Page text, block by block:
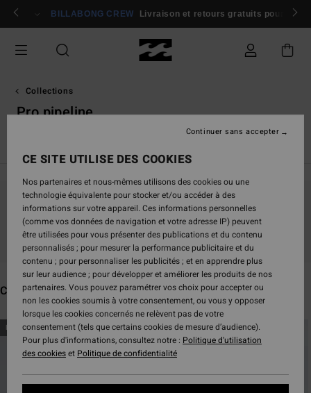
Passez
sélection
produits
🏄 Participer
BILLABONG CREW Livraison et retours gratuits pour les
Collections
Pro pipeline
Ne partez pas trop loin, nos produits seront
bientôt de retour
Ces produits pourraient vous plaire
Passer
aux
critères
filtrage
Aller
a
NOUVEAUTÉ NOUVEAUTÉ
CE SITE UTILISE DES COOKIES
Nos partenaires et nous-mêmes utilisons des cookies ou une
technologie équivalente pour stocker et/ou accéder à des
informations sur votre appareil. Ces informations personnelles
(comme vos données de navigation et votre adresse IP) peuvent
être utilisées pour vous présenter des publications et du contenu
personnalisés ; pour mesurer la performance publicitaire et du
contenu ; pour personnaliser les publicités ; et en apprendre plus
sur leur audience ; pour développer et améliorer les produits de nos
partenaires. Vous pouvez paramétrer vos choix pour accepter ou
non les cookies soumis à votre consentement, ou vous y opposer
lorsque les cookies concernés ne relèvent pas de votre
consentement (tels que certains cookies de mesure d’audience).
Pour plus d'informations, consultez notre : Politique d'utilisation
des cookieset Politique de confidentialité
Continuer sans accepter